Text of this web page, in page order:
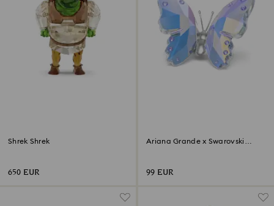
Shrek Shrek
650 EUR
‎Ariana Grande x Swarovski
99 EUR